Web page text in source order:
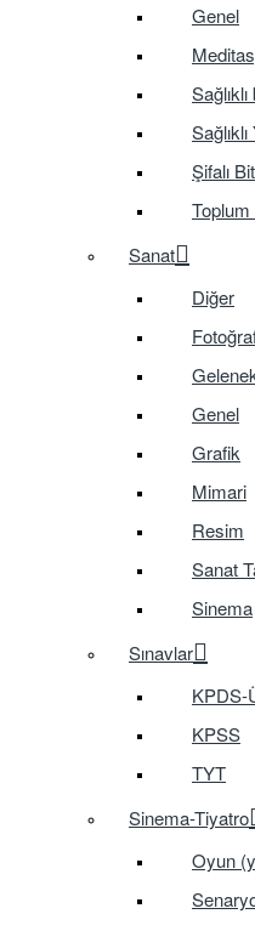
Genel
Şifalı
Toplum
Sanat
Diğer
Genel
Grafik
Mimari
Resim
Sanat
Sinema
Sınavlar
KPDS-
KPSS
TYT
Sinema-Tiyatro
Oyun